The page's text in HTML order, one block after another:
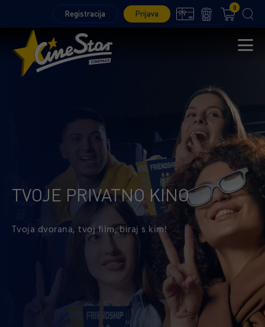
Registracija Prijava
0
TVOJE PRIVATNO KINO
Tvoja dvorana, tvoj film, biraj s kim!